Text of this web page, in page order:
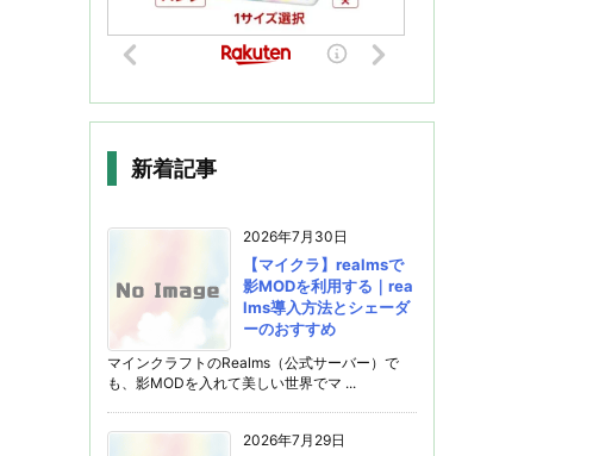
新着記事
2026年7月30日
【マイクラ】realmsで
影MODを利用する｜rea
lms導入方法とシェーダ
ーのおすすめ
マインクラフトのRealms（公式サーバー）で
も、影MODを入れて美しい世界でマ ...
2026年7月29日